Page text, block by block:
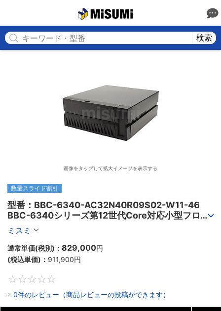
検索
画像をタップして拡大イメージを表示する
数量スライド割引
型番：BBC-6340-AC32N40R09S02-W11-46
BBC-6340シリーズ第12世代Core対応小型フロア
マウントPC2PCI/2PCIe
ミスミ
通常単価(税別)： 829,000円
(税込単価)： 911,900円
0件のレビュー（商品レビューの投稿ができます）